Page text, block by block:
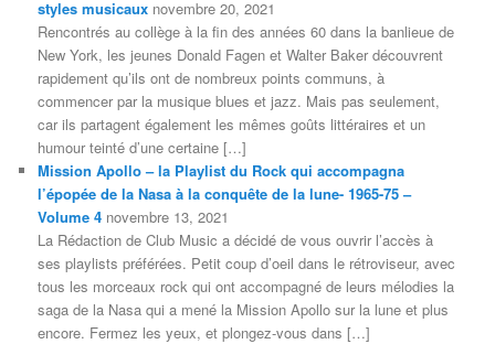
styles musicaux novembre 20, 2021
Rencontrés au collège à la fin des années 60 dans la banlieue de
New York, les jeunes Donald Fagen et Walter Baker découvrent
rapidement qu’ils ont de nombreux points communs, à
commencer par la musique blues et jazz. Mais pas seulement,
car ils partagent également les mêmes goûts littéraires et un
humour teinté d’une certaine […]
Mission Apollo – la Playlist du Rock qui accompagna
l’épopée de la Nasa à la conquête de la lune- 1965-75 –
Volume 4 novembre 13, 2021
La Rédaction de Club Music a décidé de vous ouvrir l’accès à
ses playlists préférées. Petit coup d’oeil dans le rétroviseur, avec
tous les morceaux rock qui ont accompagné de leurs mélodies la
saga de la Nasa qui a mené la Mission Apollo sur la lune et plus
encore. Fermez les yeux, et plongez-vous dans […]